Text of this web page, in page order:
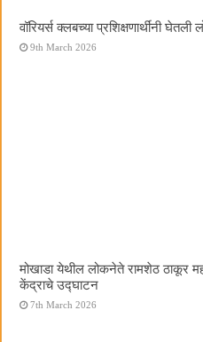
वॉरियर्स क्लबच्या प्रशिक्षणार्थींनी
9th March 2026
मोखाडा येथील लोकनेते रामशेठ ठाकूर
केंद्राचे उद्घाटन
7th March 2026